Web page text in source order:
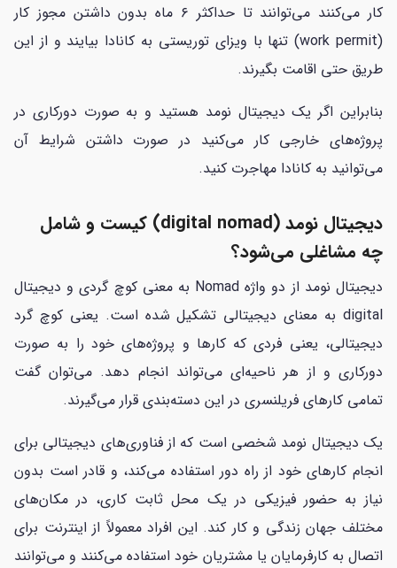
کار می‌کنند می‌توانند تا حداکثر ۶ ماه بدون داشتن مجوز کار
(work permit) تنها با ویزای توریستی به کانادا بیایند و از این
طریق حتی اقامت بگیرند.
بنابراین اگر یک دیجیتال نومد هستید و به صورت دورکاری در
پروژه‌های خارجی کار می‌کنید در صورت داشتن شرایط آن
می‌توانید به کانادا مهاجرت کنید.
دیجیتال نومد (digital nomad) کیست و شامل
چه مشاغلی می‌شود؟
دیجیتال نومد از دو واژه Nomad به معنی کوچ گردی و دیجیتال
digital به معنای دیجیتالی تشکیل شده است. یعنی کوچ گرد
دیجیتالی، یعنی فردی که کار‌ها و پروژه‌های خود را به صورت
دورکاری و از هر ناحیه‌ای می‌تواند انجام دهد. می‌توان گفت
تمامی کار‌های فریلنسری در این دسته‌بندی قرار می‌گیرند.
یک دیجیتال نومد شخصی است که از فناوری‌های دیجیتالی برای
انجام کار‌های خود از راه دور استفاده می‌کند، و قادر است بدون
نیاز به حضور فیزیکی در یک محل ثابت کاری، در مکان‌های
مختلف جهان زندگی و کار کند. این افراد معمولاً از اینترنت برای
اتصال به کارفرمایان یا مشتریان خود استفاده می‌کنند و می‌توانند